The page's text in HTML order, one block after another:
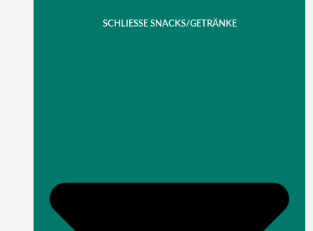
SCHLIESSE SNACKS/GETRÄNKE